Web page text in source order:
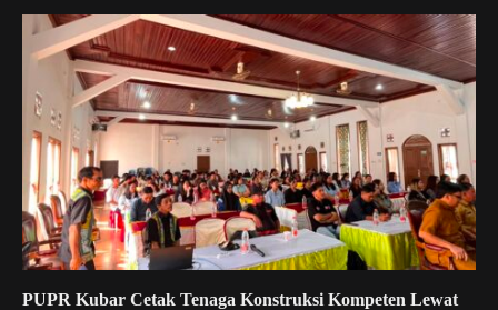
PUPR Kubar Cetak Tenaga Konstruksi Kompeten Lewat